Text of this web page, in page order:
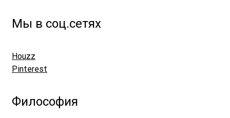
Мы в соц.сетях
Houzz
Pinterest
Философия